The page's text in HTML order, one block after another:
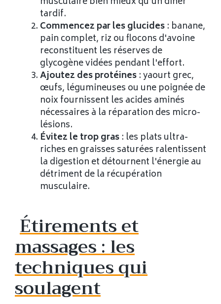
tardif.
Commencez par les glucides : banane,
pain complet, riz ou flocons d'avoine
reconstituent les réserves de
glycogène vidées pendant l'effort.
Ajoutez des protéines : yaourt grec,
œufs, légumineuses ou une poignée de
noix fournissent les acides aminés
nécessaires à la réparation des micro-
lésions.
Évitez le trop gras : les plats ultra-
riches en graisses saturées ralentissent
la digestion et détournent l'énergie au
détriment de la récupération
musculaire.
Étirements et
massages : les
techniques qui
soulagent